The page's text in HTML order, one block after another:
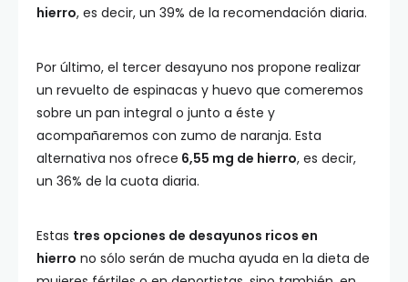
hierro, es decir, un 39% de la recomendación diaria.
Por último, el tercer desayuno nos propone realizar
un revuelto de espinacas y huevo que comeremos
sobre un pan integral o junto a éste y
acompañaremos con zumo de naranja. Esta
alternativa nos ofrece 6,55 mg de hierro, es decir,
un 36% de la cuota diaria.
Estas tres opciones de desayunos ricos en
hierro no sólo serán de mucha ayuda en la dieta de